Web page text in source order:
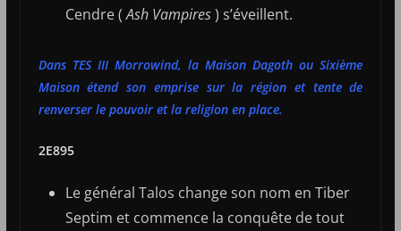
Cendre (Ash Vampires) s’éveillent.
Dans TES III Morrowind, la Maison Dagoth ou Sixième
Maison étend son emprise sur la région et tente de
renverser le pouvoir et la religion en place.
2E895
Le général Talos change son nom en Tiber
Septim et commence la conquête de tout